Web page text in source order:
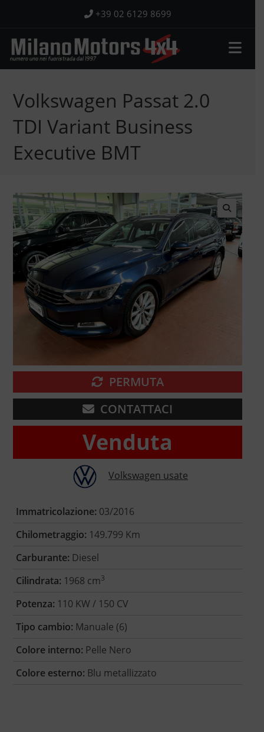
contenuto
+39 02 6129 8699
Volkswagen Passat 2.0
TDI Variant Business
Executive BMT
🔍
PERMUTA
CONTATTACI
Venduta
Volkswagen usate
Immatricolazione: 03/2016
Chilometraggio: 149.799 Km
Carburante: Diesel
Cilindrata: 1968 cm3
Potenza: 110 KW / 150 CV
Tipo cambio: Manuale (6)
Colore interno: Pelle Nero
Colore esterno: Blu metallizzato